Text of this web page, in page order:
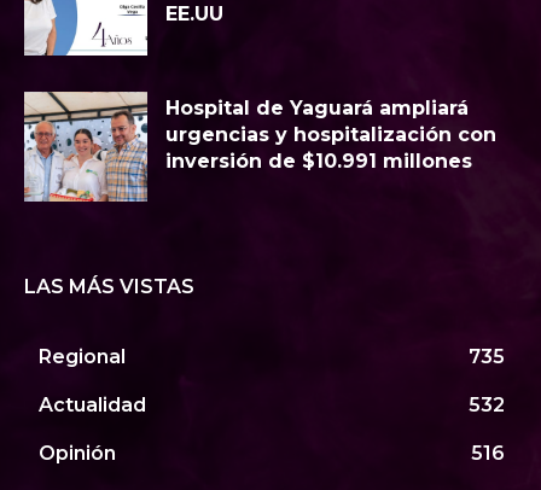
EE.UU
Hospital de Yaguará ampliará
urgencias y hospitalización con
inversión de $10.991 millones
LAS MÁS VISTAS
Regional 735
Actualidad 532
Opinión 516